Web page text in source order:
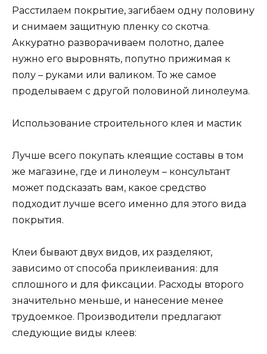
Расстилаем покрытие, загибаем одну половину
и снимаем защитную пленку со скотча.
Аккуратно разворачиваем полотно, далее
нужно его выровнять, попутно прижимая к
полу – руками или валиком. То же самое
проделываем с другой половиной линолеума.
Использование строительного клея и мастик
Лучше всего покупать клеящие составы в том
же магазине, где и линолеум – консультант
может подсказать вам, какое средство
подходит лучше всего именно для этого вида
покрытия.
Клеи бывают двух видов, их разделяют,
зависимо от способа приклеивания: для
сплошного и для фиксации. Расходы второго
значительно меньше, и нанесение менее
трудоемкое. Производители предлагают
следующие виды клеев: